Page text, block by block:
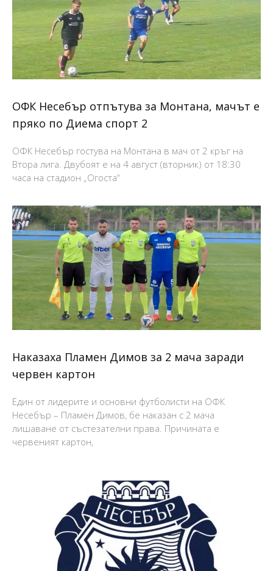
ОФК Несебър отпътува за Монтана, мачът е
пряко по Диема спорт 2
ОФК Несебър гостува на Монтана в мач от 2 кръг на
Втора лига. Двубоят е на 4 август (вторник) от 18:30
часа на стадион „Огоста“
Наказаха Пламен Димов за 2 мача заради
червен картон
Един от лидерите и основни футболисти на ОФК
Несебър – Пламен Димов, бе наказан с 2 мача
лишаване от състезателни права. Причината е
червеният картон,